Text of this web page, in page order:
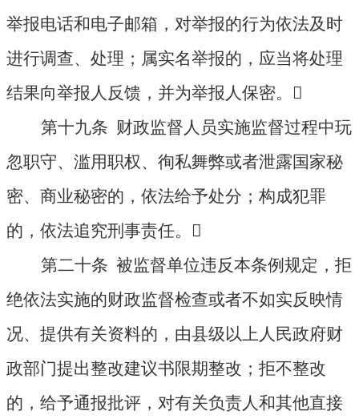
举报电话和电子邮箱，对举报的行为依法及时
进行调查、处理；属实名举报的，应当将处理
结果向举报人反馈，并为举报人保密。 
第十九条 财政监督人员实施监督过程中玩
忽职守、滥用职权、徇私舞弊或者泄露国家秘
密、商业秘密的，依法给予处分；构成犯罪
的，依法追究刑事责任。 
第二十条 被监督单位违反本条例规定，拒
绝依法实施的财政监督检查或者不如实反映情
况、提供有关资料的，由县级以上人民政府财
政部门提出整改建议书限期整改；拒不整改
的，给予通报批评，对有关负责人和其他直接